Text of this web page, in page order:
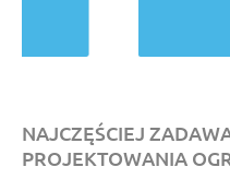
NAJCZĘŚCIEJ
PROJEKTOWANIA